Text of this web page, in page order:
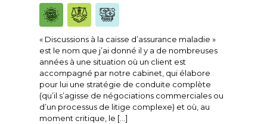
« Discussions à la caisse d’assurance maladie »
est le nom que j’ai donné il y a de nombreuses
années à une situation où un client est
accompagné par notre cabinet, qui élabore
pour lui une stratégie de conduite complète
(qu’il s’agisse de négociations commerciales ou
d’un processus de litige complexe) et où, au
moment critique, le […]